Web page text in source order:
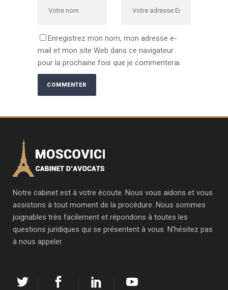
Enregistrez mon nom, mon adresse e-
mail et mon site Web dans ce navigateur
pour la prochaine fois que je commenterai.
Notre cabinet est à votre écoute. Nous vous aidons et vous
assistons à tout moment de la procédure. Nous sommes
joignables très facilement et répondons à toutes les
questions juridiques qui se présentent à vous. N’hésitez pas
à nous appeler.